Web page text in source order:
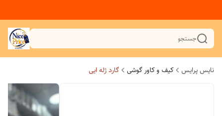
جستجو
نایس پرایس کیف و کاور گوشی گارد ژله ایی